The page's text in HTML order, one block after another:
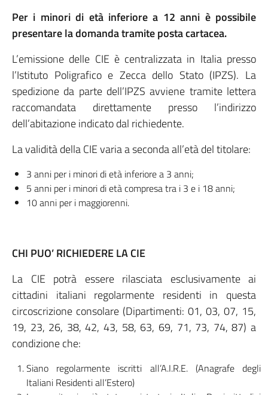
Per i minori di età inferiore a 12 anni è possibile
presentare la domanda tramite posta cartacea.
L’emissione delle CIE è centralizzata in Italia presso
l’Istituto Poligrafico e Zecca dello Stato (IPZS). La
spedizione da parte dell’IPZS avviene tramite lettera
raccomandata direttamente presso l’indirizzo
dell’abitazione indicato dal richiedente.
La validità della CIE varia a seconda all’età del titolare:
3 anni per i minori di età inferiore a 3 anni;
5 anni per i minori di età compresa tra i 3 e i 18 anni;
10 anni per i maggiorenni.
CHI PUO’ RICHIEDERE LA CIE
La CIE potrà essere rilasciata esclusivamente ai
cittadini italiani regolarmente residenti in questa
circoscrizione consolare (Dipartimenti: 01, 03, 07, 15,
19, 23, 26, 38, 42, 43, 58, 63, 69, 71, 73, 74, 87) a
condizione che:
Siano regolarmente iscritti all’A.I.R.E. (Anagrafe degli
Italiani Residenti all’Estero)